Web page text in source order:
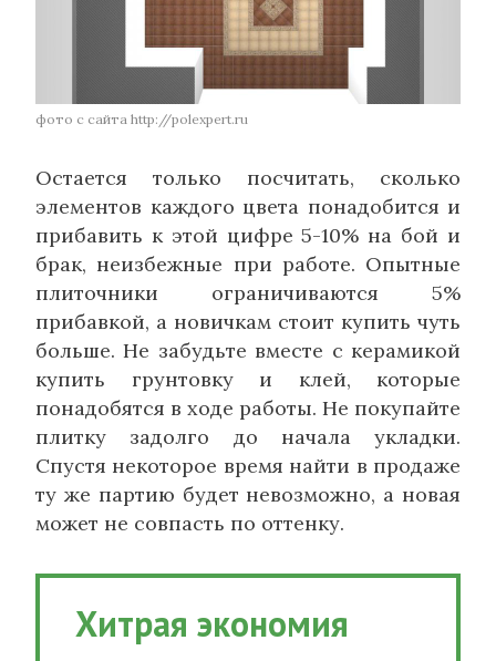
фото с сайта http://polexpert.ru
Остается только посчитать, сколько
элементов каждого цвета понадобится и
прибавить к этой цифре 5-10% на бой и
брак, неизбежные при работе. Опытные
плиточники ограничиваются 5%
прибавкой, а новичкам стоит купить чуть
больше. Не забудьте вместе с керамикой
купить грунтовку и клей, которые
понадобятся в ходе работы. Не покупайте
плитку задолго до начала укладки.
Спустя некоторое время найти в продаже
ту же партию будет невозможно, а новая
может не совпасть по оттенку.
Хитрая экономия